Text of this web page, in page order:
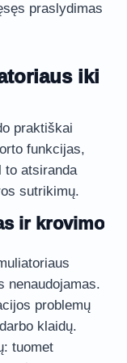
praslydimas
iki
praktiškai
funkcijas,
to atsiranda
sutrikimų.
ir krovimo
nenaudojamas.
problemų
klaidų.
tuomet